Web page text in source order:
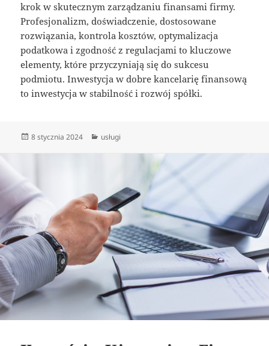
krok w skutecznym zarządzaniu finansami firmy.
Profesjonalizm, doświadczenie, dostosowane
rozwiązania, kontrola kosztów, optymalizacja
podatkowa i zgodność z regulacjami to kluczowe
elementy, które przyczyniają się do sukcesu
podmiotu. Inwestycja w dobre kancelarię finansową
to inwestycja w stabilność i rozwój spółki.
Data
8 stycznia 2024 Kategorie
usługi